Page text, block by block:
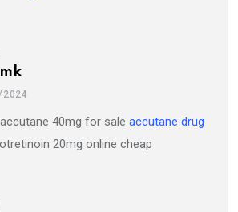
40mg for sale accutane drug
20mg online cheap